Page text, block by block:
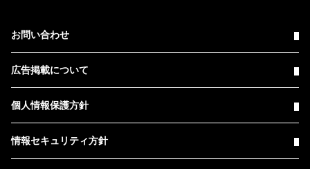
お問い合わせ
広告掲載について
個人情報保護方針
情報セキュリティ方針